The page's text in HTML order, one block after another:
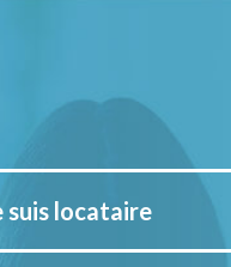
suis locataire